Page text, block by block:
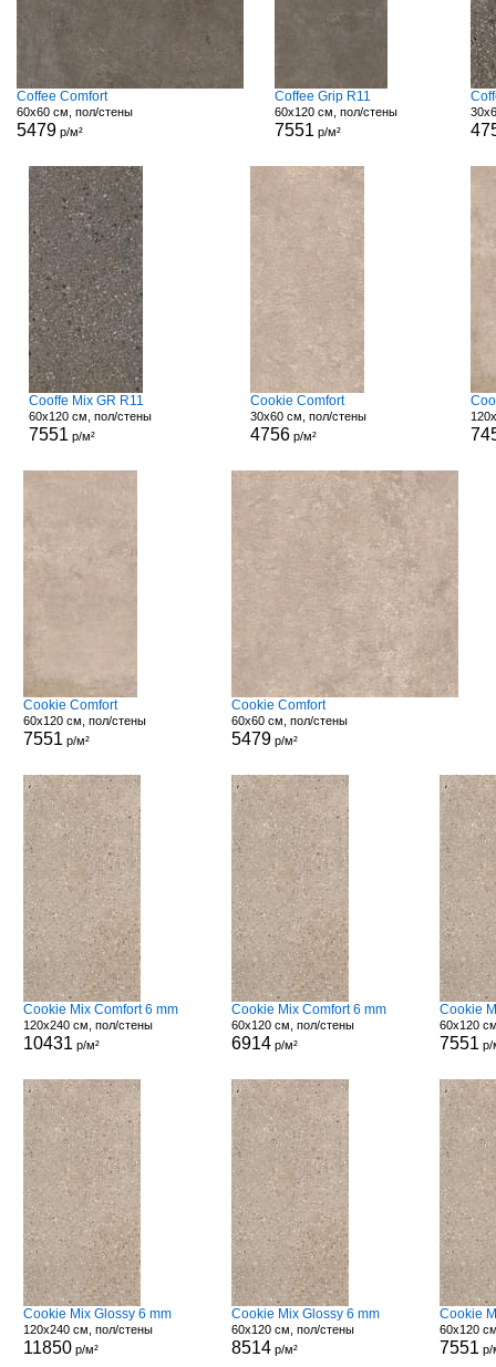
Coffee Comfort
60x60 см, пол/стены
5479 р/м²
Coffee Grip R11
60x120 см, пол/стены
7551 р/м²
Cooffe Mix GR R11
60x120 см, пол/стены
7551 р/м²
Cookie Comfort
30x60 см, пол/стены
4756р/м²
Cookie Comfort
60x120 см, пол/стены
7551 р/м²
Cookie Comfort
60x60 см, пол/стены
5479 р/м²
Cookie Mix Comfort 6 mm
120x240 см, пол/стены
10431 р/м²
Cookie Mix Comfort 6 mm
60x120 см, пол/стены
6914 р/м²
Cookie
60x120
7551 р/
Cookie Mix Glossy 6 mm
120x240 см, пол/стены
11850р/м²
Cookie Mix Glossy 6 mm
60x120 см, пол/стены
8514 р/м²
Cookie
60x120
7551 р/